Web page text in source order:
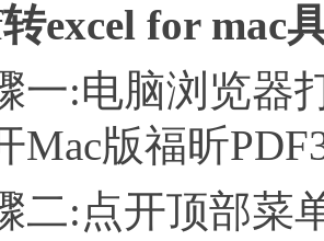
excel for mac
:电脑浏览器打
Mac版福昕
:点开顶部菜